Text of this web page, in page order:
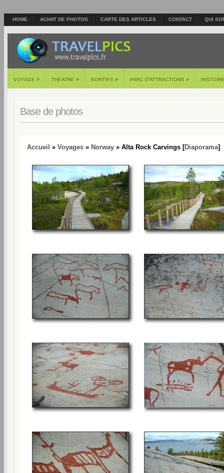
HOME ACHAT DE PHOTOS CARTE DES ARTICLES CONTACT QUI
VOYAGE » THEATRE » SORTIES » PARC D'ATTRACTIONS »
Base de photos
Accueil » Voyages » Norway » Alta Rock Carvings [Diaporama]